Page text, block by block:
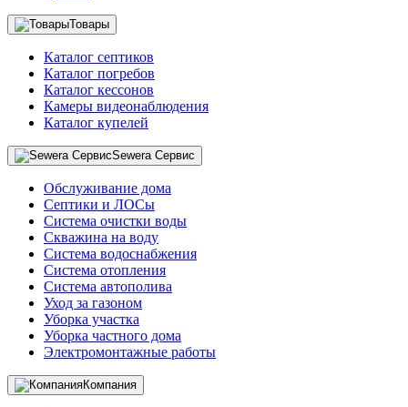
Товары
Каталог септиков
Каталог погребов
Каталог кессонов
Камеры видеонаблюдения
Каталог купелей
Sewera Сервис
Обслуживание дома
Септики и ЛОСы
Система очистки воды
Скважина на воду
Система водоснабжения
Система отопления
Система автополива
Уход за газоном
Уборка участка
Уборка частного дома
Электромонтажные работы
Компания